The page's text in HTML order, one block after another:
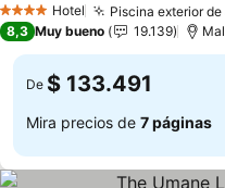
4 EstrellasHotel Piscina exterior
8,3 Muy bueno 19.139
De $ 133.491
Mira precios de 7 páginas